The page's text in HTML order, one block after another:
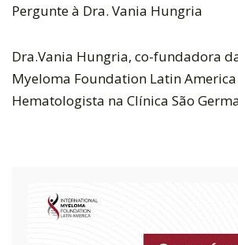
Pergunte à Dra. Vania Hungria
Dra.Vania Hungria, co-fundadora
Myeloma Foundation Latin
Hematologista na Clínica São